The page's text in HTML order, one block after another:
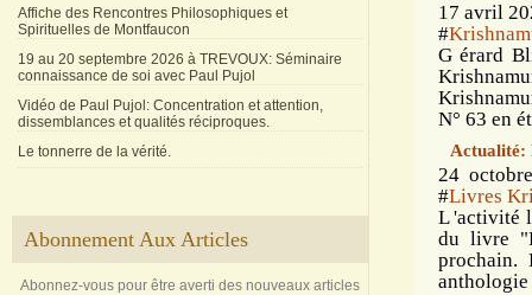
Affiche des Rencontres Philosophiques et
Spirituelles de Montfaucon
19 au 20 septembre 2026 à TREVOUX: Séminaire
connaissance de soi avec Paul Pujol
Vidéo de Paul Pujol: Concentration et attention,
dissemblances et qualités réciproques.
Le tonnerre de la vérité.
Abonnement Aux Articles
Abonnez-vous pour être averti des nouveaux articles
17 avril
#
G érard
N° 63 en
Actualité:
24
#Livres
L 'activité
du livre
prochain.
anthologie